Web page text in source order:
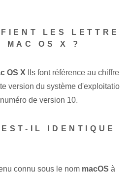
LES LETTRE
MAC OS X ?
OS X Ils font référence au chiffre
version du système d'exploitatio
de version 10.
IL IDENTIQUE
connu sous le nom macOS à